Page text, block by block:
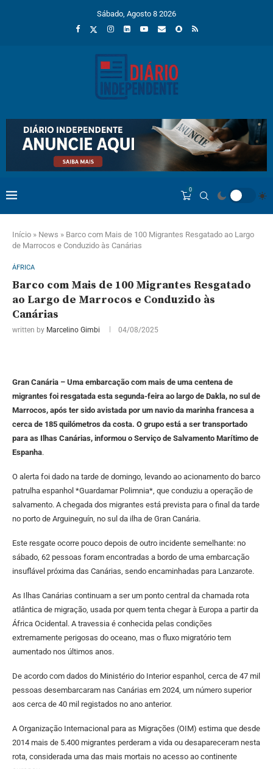
Sábado, Agosto 8 2026
0
Início » News » Barco com Mais de 100 Migrantes Resgatado ao Largo
de Marrocos e Conduzido às Canárias
ÁFRICA
Barco com Mais de 100 Migrantes Resgatado
ao Largo de Marrocos e Conduzido às
Canárias
written by Marcelino Gimbi 04/08/2025
Gran Canária – Uma embarcação com mais de uma centena de
migrantes foi resgatada esta segunda-feira ao largo de Dakla, no sul de
Marrocos, após ter sido avistada por um navio da marinha francesa a
cerca de 185 quilómetros da costa. O grupo está a ser transportado
para as Ilhas Canárias, informou o Serviço de Salvamento Marítimo de
Espanha.
O alerta foi dado na tarde de domingo, levando ao acionamento do barco
patrulha espanhol *Guardamar Polimnia*, que conduziu a operação de
salvamento. A chegada dos migrantes está prevista para o final da tarde
no porto de Arguineguín, no sul da ilha de Gran Canária.
Este resgate ocorre pouco depois de outro incidente semelhante: no
sábado, 62 pessoas foram encontradas a bordo de uma embarcação
insuflável próxima das Canárias, sendo encaminhadas para Lanzarote.
As Ilhas Canárias continuam a ser um ponto central da chamada rota
atlântica de migração, usada por quem tenta chegar à Europa a partir da
África Ocidental. A travessia é conhecida pelas condições
extremamente perigosas do oceano, mas o fluxo migratório tem
aumentado nos últimos anos.
De acordo com dados do Ministério do Interior espanhol, cerca de 47 mil
pessoas desembarcaram nas Canárias em 2024, um número superior
aos cerca de 40 mil registados no ano anterior.
A Organização Internacional para as Migrações (OIM) estima que desde
2014 mais de 5.400 migrantes perderam a vida ou desapareceram nesta
rota, considerada uma das mais mortais no acesso ao continente